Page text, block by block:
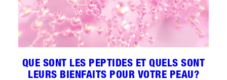
QUE SONT LES PEPTIDES ET QUELS SONT
LEURS BIENFAITS POUR VOTRE PEAU?